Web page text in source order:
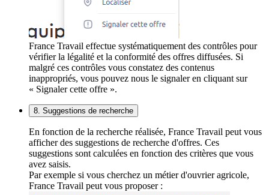
France Travail effectue systématiquement des contrôles pour
vérifier la légalité et la conformité des offres diffusées. Si
malgré ces contrôles vous constatez des contenus
inappropriés, vous pouvez nous le signaler en cliquant sur
« Signaler cette offre ».
8. Suggestions de recherche
En fonction de la recherche réalisée, France Travail peut vous
afficher des suggestions de recherche d'offres. Ces
suggestions sont calculées en fonction des critères que vous
avez saisis.
Par exemple si vous cherchez un métier d'ouvrier agricole,
France Travail peut vous proposer :